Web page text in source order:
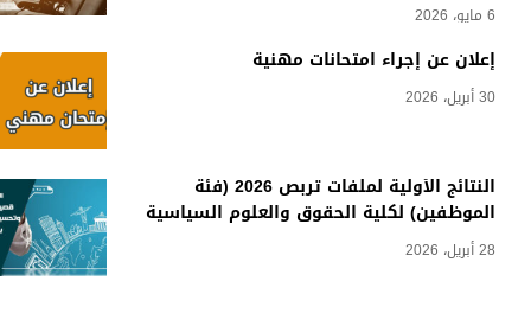
6 مايو، 2026
إعلان عن إجراء امتحانات مهنية
30 أبريل، 2026
النتائج الأولية لملفات تربص 2026 (فئة
الموظفين) لكلية الحقوق والعلوم السياسية
28 أبريل، 2026